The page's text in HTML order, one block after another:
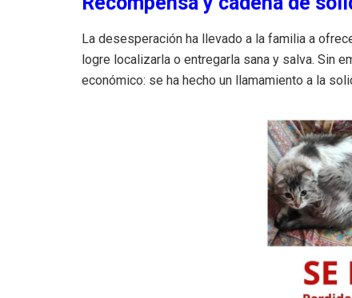
La desesperación ha llevado a la familia a
logre localizarla o entregarla sana y salva. Sin
económico: se ha hecho un llamamiento a la